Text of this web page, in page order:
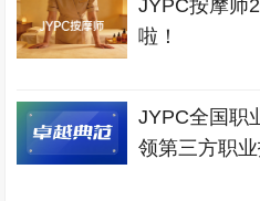
JYPC按摩师
啦！
JYPC全国职
领第三方职